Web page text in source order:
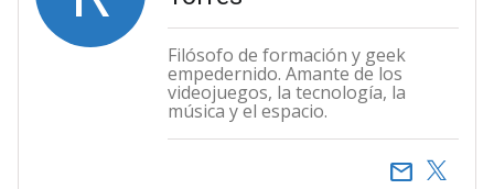
Filósofo de formación y geek
empedernido. Amante de los
videojuegos, la tecnología, la
música y el espacio.
email